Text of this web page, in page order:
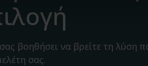
βοηθήσει να βρείτε τη λύση
σας.